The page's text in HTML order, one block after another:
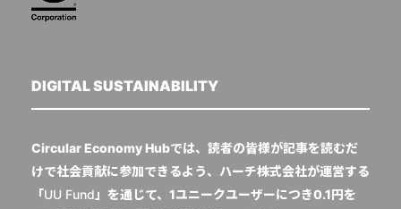
DIGITAL SUSTAINABILITY
Circular Economy Hubでは、読者の皆様が記事を読むだ
けで社会貢献に参加できるよう、ハーチ株式会社が運営する
「UU Fund 」を通じて、1ユニークユーザーにつき0.1円を